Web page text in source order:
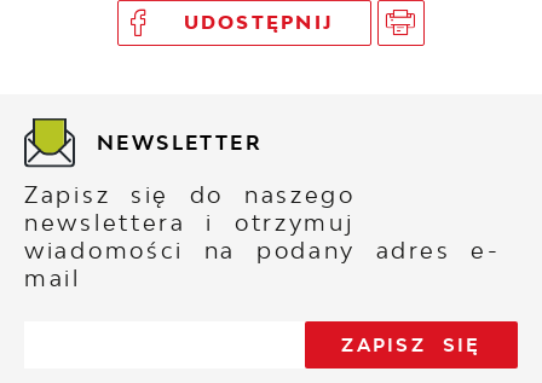
UDOSTĘPNIJ
NEWSLETTER
Zapisz się do naszego
newslettera i otrzymuj
wiadomości na podany adres e-
mail